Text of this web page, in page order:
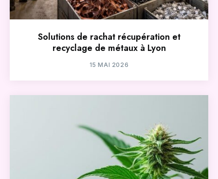
Solutions de rachat récupération et
recyclage de métaux à Lyon
15 MAI 2026